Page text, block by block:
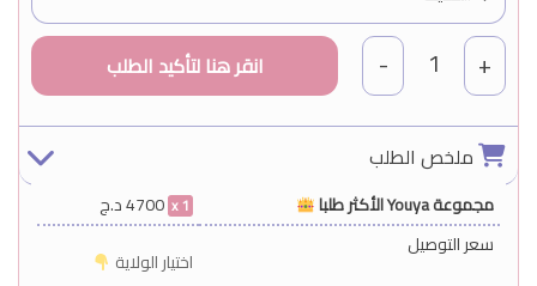
+
1
-
ملخص الطلب
مجموعة Youya الأكثر طلبا 1
4700د.ج
سعر التوصيل
اختيار الولاية